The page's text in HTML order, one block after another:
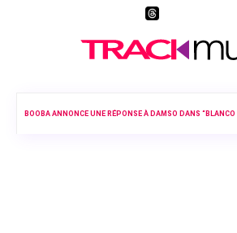
BOOBA ANNONCE UNE RÉPONSE À DAMSO DANS “BLANCO